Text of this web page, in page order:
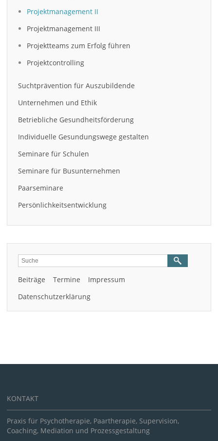
Projektmanagement II
Projektmanagement III
Projektteams zum Erfolg führen
Projektcontrolling
Suchtprävention für Auszubildende
Unternehmen und Ethik
Betriebliche Gesundheitsförderung
Individuelle Gesundungswege gestalten
Seminare für Schulen
Seminare für Busunternehmen
Paarseminare
Persönlichkeitsentwicklung
Beiträge Termine
Impressum
Datenschutzerklärung
KONTAKT
Praxis für Psychotherapie, Paartherapie, Supervision,
Coaching, Mediation und Prozessgestaltung